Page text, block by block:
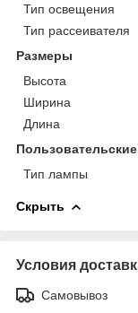
Тип освещения
Тип рассеивателя
Размеры
Высота
Ширина
Длина
Тип лампы
Скрыть
Условия
Самовывоз